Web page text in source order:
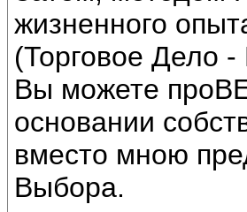
жизненного
(Торговое Дело -
Вы можете
основании
вместо мною
Выбора.